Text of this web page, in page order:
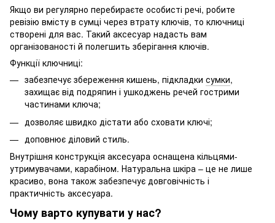
Якщо ви регулярно перебираєте особисті речі, робите
ревізію вмісту в сумці через втрату ключів, то ключниці
створені для вас. Такий аксесуар надасть вам
організованості й полегшить зберігання ключів.
Функції ключниці:
забезпечує збереження кишень, підкладки сумки,
захищає від подряпин і ушкоджень речей гострими
частинами ключа;
дозволяє швидко дістати або сховати ключі;
доповнює діловий стиль.
Внутрішня конструкція аксесуара оснащена кільцями-
утримувачами, карабіном. Натуральна шкіра – це не лише
красиво, вона також забезпечує довговічність і
практичність аксесуара.
Чому варто купувати у нас?